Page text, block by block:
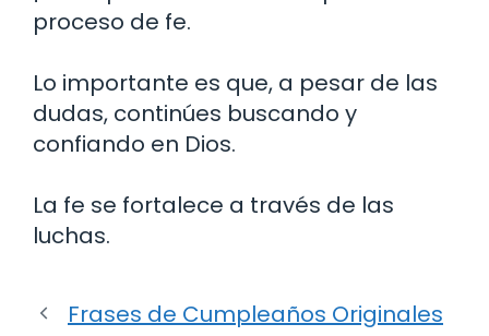
proceso de fe.
Lo importante es que, a pesar de las
dudas, continúes buscando y
confiando en Dios.
La fe se fortalece a través de las
luchas.
Frases de Cumpleaños Originales